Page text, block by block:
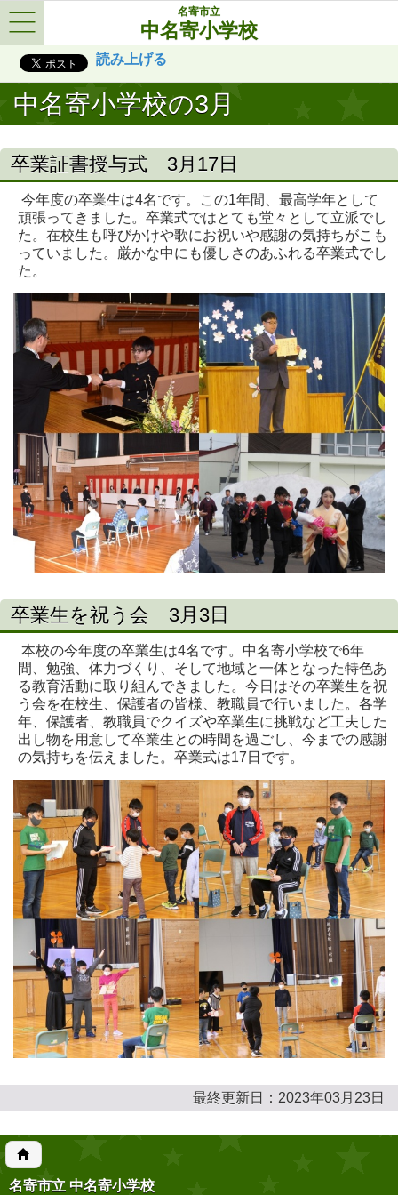
名寄市立
中名寄小学校
Menu 読み上げる
中名寄小学校の3月
卒業証書授与式 3月17日
今年度の卒業生は4名です。この1年間、最高学年として
頑張ってきました。卒業式ではとても堂々として立派でし
た。在校生も呼びかけや歌にお祝いや感謝の気持ちがこも
っていました。厳かな中にも優しさのあふれる卒業式でし
た。
卒業生を祝う会 3月3日
本校の今年度の卒業生は4名です。中名寄小学校で6年
間、勉強、体力づくり、そして地域と一体となった特色あ
る教育活動に取り組んできました。今日はその卒業生を祝
う会を在校生、保護者の皆様、教職員で行いました。各学
年、保護者、教職員でクイズや卒業生に挑戦など工夫した
出し物を用意して卒業生との時間を過ごし、今までの感謝
の気持ちを伝えました。卒業式は17日です。
最終更新日：2023年03月23日
名寄市立 中名寄小学校